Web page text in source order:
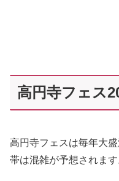
高円寺フェス
高円寺フェスは毎年大
帯は混雑が予想されます